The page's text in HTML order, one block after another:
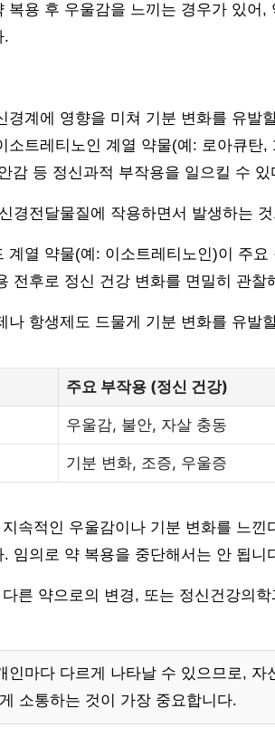
복용 후 우울감을 느끼는 경우가 있어,
.
경계에 영향을 미쳐 기분 변화를 유발
소트레티노인 계열 약물(예: 로아큐탄,
감 등 정신과적 부작용을 일으킬 수
경전달물질에 작용하면서 발생하는
계열 약물(예: 이소트레티노인)이 주요
전후로 정신 건강 변화를 면밀히 관찰
나 항생제도 드물게 기분 변화를 유발
주요 부작용 (정신 건강)
우울감, 불안, 자살 충동
기분 변화, 조증, 우울증
속적인 우울감이나 기분 변화를 느
임의로 약 복용을 중단해서는 안 됩니
른 약으로의 변경, 또는 정신건강의
인마다 다르게 나타날 수 있으므로,
소통하는 것이 가장 중요합니다.